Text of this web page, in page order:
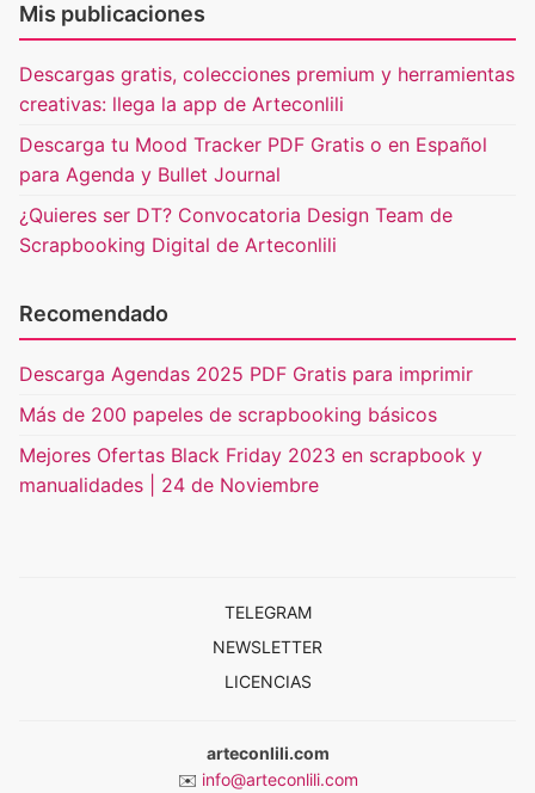
Mis publicaciones
Descargas gratis, colecciones premium y herramientas
creativas: llega la app de Arteconlili
Descarga tu Mood Tracker PDF Gratis o en Español
para Agenda y Bullet Journal
¿Quieres ser DT? Convocatoria Design Team de
Scrapbooking Digital de Arteconlili
Recomendado
Descarga Agendas 2025 PDF Gratis para imprimir
Más de 200 papeles de scrapbooking básicos
Mejores Ofertas Black Friday 2023 en scrapbook y
manualidades | 24 de Noviembre
TELEGRAM
NEWSLETTER
LICENCIAS
arteconlili.com
✉️ info@arteconlili.com